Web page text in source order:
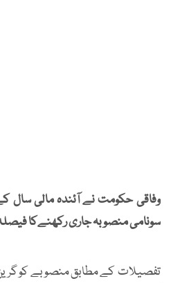
وفاقی حکومت نے آئندہ مالی سال
سونامی منصوبہ جاری رکھنےکا
تفصیلات کے مطابق منصوبے کو گرین